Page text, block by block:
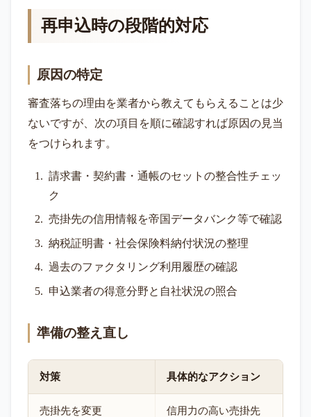
再申込時の段階的対応
原因の特定
審査落ちの理由を業者から教えてもらえることは少
ないですが、次の項目を順に確認すれば原因の見当
をつけられます。
請求書・契約書・通帳のセットの整合性チェッ
ク
売掛先の信用情報を帝国データバンク等で確認
納税証明書・社会保険料納付状況の整理
過去のファクタリング利用履歴の確認
申込業者の得意分野と自社状況の照合
準備の整え直し
対策 具体的なアクション
売掛先を変更
信用力の高い売掛先